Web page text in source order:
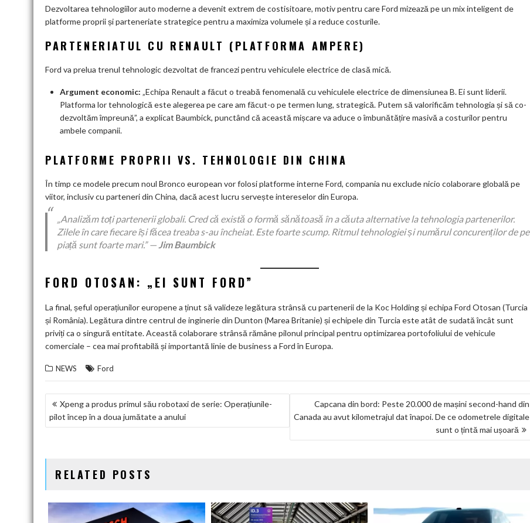
Dezvoltarea tehnologiilor auto moderne a devenit extrem de costisitoare, motiv pentru care Ford mizează pe un mix inteligent de
platforme proprii și parteneriate strategice pentru a maximiza volumele și a reduce costurile.
PARTENERIATUL CU RENAULT (PLATFORMA AMPERE)
Ford va prelua trenul tehnologic dezvoltat de francezi pentru vehiculele electrice de clasă mică.
Argument economic: „Echipa Renault a făcut o treabă fenomenală cu vehiculele electrice de dimensiunea B. Ei sunt liderii.
Platforma lor tehnologică este alegerea pe care am făcut-o pe termen lung, strategică. Putem să valorificăm tehnologia și să co-
dezvoltăm împreună”, a explicat Baumbick, punctând că această mișcare va aduce o îmbunătățire masivă a costurilor pentru
ambele companii.
PLATFORME PROPRII VS. TEHNOLOGIE DIN CHINA
În timp ce modele precum noul Bronco european vor folosi platforme interne Ford, compania nu exclude nicio colaborare globală pe
viitor, inclusiv cu parteneri din China, dacă acest lucru servește intereselor din Europa.
„Analizăm toți partenerii globali. Cred că există o formă sănătoasă în a căuta alternative la tehnologia partenerilor.
Zilele în care fiecare își făcea treaba s-au încheiat. Este foarte scump. Ritmul tehnologiei și numărul concurenților de pe
piață sunt foarte mari.” — Jim Baumbick
FORD OTOSAN: „EI SUNT FORD”
La final, șeful operațiunilor europene a ținut să valideze legătura strânsă cu partenerii de la Koc Holding și echipa Ford Otosan (Turcia
și România). Legătura dintre centrul de inginerie din Dunton (Marea Britanie) și echipele din Turcia este atât de sudată încât sunt
priviți ca o singură entitate. Această colaborare strânsă rămâne pilonul principal pentru optimizarea portofoliului de vehicule
comerciale – cea mai profitabilă și importantă linie de business a Ford în Europa.
NEWS Ford
NAVIGARE
ÎN
Xpeng a produs primul său robotaxi de serie: Operațiunile-
pilot încep în a doua jumătate a anului
Capcana din bord: Peste 20.000 de mașini second-hand din
Canada au avut kilometrajul dat înapoi. De ce odometrele digitale
sunt o țintă mai ușoară
RELATED POSTS